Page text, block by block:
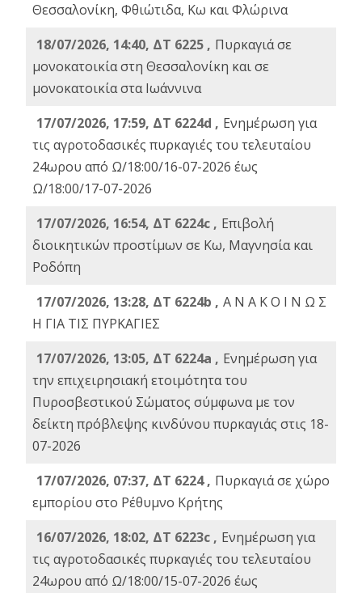
Θεσσαλονίκη, Φθιώτιδα, Κω και Φλώρινα
18/07/2026, 14:40, ΔΤ 6225 , Πυρκαγιά σε
μονοκατοικία στη Θεσσαλονίκη και σε
μονοκατοικία στα Ιωάννινα
17/07/2026, 17:59, ΔΤ 6224d , Ενημέρωση για
τις αγροτοδασικές πυρκαγιές του τελευταίου
24ωρου από Ω/18:00/16-07-2026 έως
Ω/18:00/17-07-2026
17/07/2026, 16:54, ΔΤ 6224c , Επιβολή
διοικητικών προστίμων σε Κω, Μαγνησία και
Ροδόπη
17/07/2026, 13:28, ΔΤ 6224b , Α Ν Α Κ Ο Ι Ν Ω Σ
Η ΓΙΑ ΤΙΣ ΠΥΡΚΑΓΙΕΣ
17/07/2026, 13:05, ΔΤ 6224a , Ενημέρωση για
την επιχειρησιακή ετοιμότητα του
Πυροσβεστικού Σώματος σύμφωνα με τον
δείκτη πρόβλεψης κινδύνου πυρκαγιάς στις 18-
07-2026
17/07/2026, 07:37, ΔΤ 6224 , Πυρκαγιά σε χώρο
εμπορίου στο Ρέθυμνο Κρήτης
16/07/2026, 18:02, ΔΤ 6223c , Ενημέρωση για
τις αγροτοδασικές πυρκαγιές του τελευταίου
24ωρου από Ω/18:00/15-07-2026 έως